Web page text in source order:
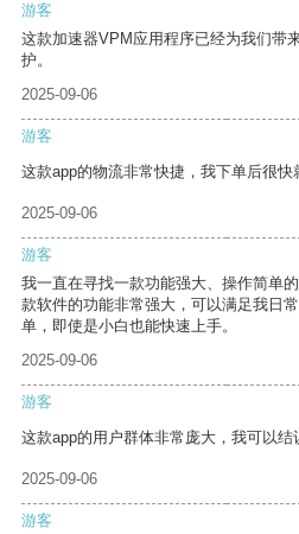
游客
这款加速器VPM应用程序已经为我们带
护。
2025-09-06
游客
这款app的物流非常快捷，我下单后很快
2025-09-06
游客
我一直在寻找一款功能强大、操作简单
款软件的功能非常强大，可以满足我日
单，即使是小白也能快速上手。
2025-09-06
游客
这款app的用户群体非常庞大，我可以结
2025-09-06
游客